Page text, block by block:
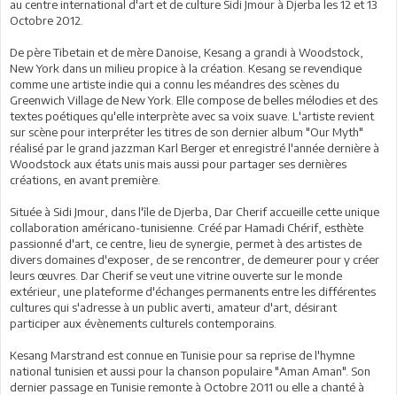
au centre international d'art et de culture Sidi Jmour à Djerba les 12 et 13
Octobre 2012.
De père Tibetain et de mère Danoise, Kesang a grandi à Woodstock,
New York dans un milieu propice à la création. Kesang se revendique
comme une artiste indie qui a connu les méandres des scènes du
Greenwich Village de New York. Elle compose de belles mélodies et des
textes poétiques qu'elle interprète avec sa voix suave. L'artiste revient
sur scène pour interpréter les titres de son dernier album "Our Myth"
réalisé par le grand jazzman Karl Berger et enregistré l'année dernière à
Woodstock aux états unis mais aussi pour partager ses dernières
créations, en avant première.
Située à Sidi Jmour, dans l'île de Djerba, Dar Cherif accueille cette unique
collaboration américano-tunisienne. Créé par Hamadi Chérif, esthète
passionné d'art, ce centre, lieu de synergie, permet à des artistes de
divers domaines d'exposer, de se rencontrer, de demeurer pour y créer
leurs œuvres. Dar Cherif se veut une vitrine ouverte sur le monde
extérieur, une plateforme d'échanges permanents entre les différentes
cultures qui s'adresse à un public averti, amateur d'art, désirant
participer aux évènements culturels contemporains.
Kesang Marstrand est connue en Tunisie pour sa reprise de l'hymne
national tunisien et aussi pour la chanson populaire "Aman Aman". Son
dernier passage en Tunisie remonte à Octobre 2011 ou elle a chanté à